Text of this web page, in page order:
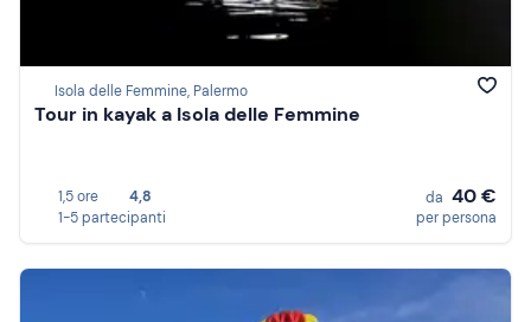
Isola delle Femmine, Palermo
Tour in kayak a Isola delle Femmine
1,5 ore
4,8
1-5 partecipanti
da 40 €
per persona